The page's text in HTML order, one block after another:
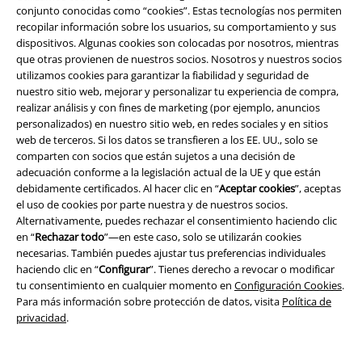
conjunto conocidas como “cookies”. Estas tecnologías nos permiten
recopilar información sobre los usuarios, su comportamiento y sus
dispositivos. Algunas cookies son colocadas por nosotros, mientras
que otras provienen de nuestros socios. Nosotros y nuestros socios
utilizamos cookies para garantizar la fiabilidad y seguridad de
nuestro sitio web, mejorar y personalizar tu experiencia de compra,
realizar análisis y con fines de marketing (por ejemplo, anuncios
personalizados) en nuestro sitio web, en redes sociales y en sitios
web de terceros. Si los datos se transfieren a los EE. UU., solo se
comparten con socios que están sujetos a una decisión de
adecuación conforme a la legislación actual de la UE y que están
debidamente certificados. Al hacer clic en “Aceptar cookies”, aceptas
el uso de cookies por parte nuestra y de nuestros socios.
Alternativamente, puedes rechazar el consentimiento haciendo clic
en “Rechazar todo”—en este caso, solo se utilizarán cookies
necesarias. También puedes ajustar tus preferencias individuales
haciendo clic en “Configurar”. Tienes derecho a revocar o modificar
tu consentimiento en cualquier momento en Configuración Cookies.
Para más información sobre protección de datos, visita Política de
privacidad.
Slipknot Merch
Linkin Park Merch
Machine Gun Kelly Merch
¿Estás buscando camisetas nuevas para mujeres o hombres y
quieres ahorrar tu dinero al mismo tiempo?
Entonces eche un vistazo a nuestraschollos en camisetas. ¡Tenemos un
montón decamisetas rebajas!
Rebajas camisetas mujer
Camisetas hombre rebajas
Diviértete navegando por nuestrasofertas ropa...
15%
descuento
E-mail Newsletter
¡Cheque regalo del 15% de descuento,
suscríbete ahora!